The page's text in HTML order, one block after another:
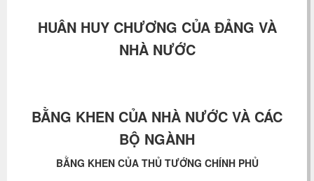
HUÂN HUY CHƯƠNG CỦA ĐẢNG VÀ
NHÀ NƯỚC
BẰNG KHEN CỦA NHÀ NƯỚC VÀ CÁC
BỘ NGÀNH
BẰNG KHEN CỦA THỦ TƯỚNG CHÍNH PHỦ